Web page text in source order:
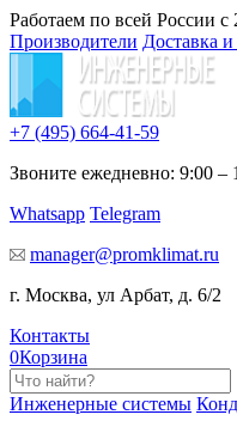
Работаем по всей России с
Производители Доставка и
+7 (495) 664-41-59
Звоните ежедневно: 9:00 –
Whatsapp Telegram
manager@promklimat.ru
г. Москва, ул Арбат, д. 6/2
Контакты
0Корзина
Инженерные системы